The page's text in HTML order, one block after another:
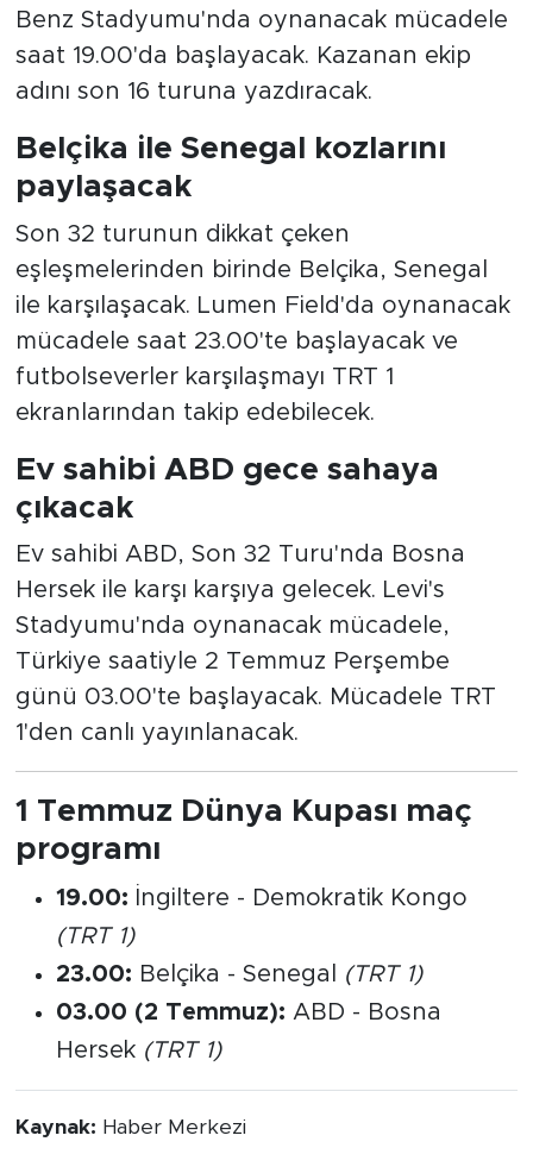
Benz Stadyumu'nda oynanacak mücadele
saat 19.00'da başlayacak. Kazanan ekip
adını son 16 turuna yazdıracak.
Belçika ile Senegal kozlarını
paylaşacak
Son 32 turunun dikkat çeken
eşleşmelerinden birinde Belçika, Senegal
ile karşılaşacak. Lumen Field'da oynanacak
mücadele saat 23.00'te başlayacak ve
futbolseverler karşılaşmayı TRT 1
ekranlarından takip edebilecek.
Ev sahibi ABD gece sahaya
çıkacak
Ev sahibi ABD, Son 32 Turu'nda Bosna
Hersek ile karşı karşıya gelecek. Levi's
Stadyumu'nda oynanacak mücadele,
Türkiye saatiyle 2 Temmuz Perşembe
günü 03.00'te başlayacak. Mücadele TRT
1'den canlı yayınlanacak.
1 Temmuz Dünya Kupası maç
programı
19.00: İngiltere - Demokratik Kongo
(TRT 1)
23.00: Belçika - Senegal (TRT 1)
03.00 (2 Temmuz): ABD - Bosna
Hersek (TRT 1)
Kaynak: